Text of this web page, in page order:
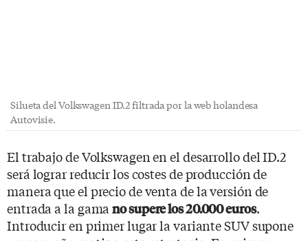
Silueta del Volkswagen ID.2 filtrada por la web holandesa
Autovisie.
El trabajo de Volkswagen en el desarrollo del ID.2
será lograr reducir los costes de producción de
manera que el precio de venta de la versión de
entrada a la gamano supere los 20.000 euros.
Introducir en primer lugar la variante SUV supone